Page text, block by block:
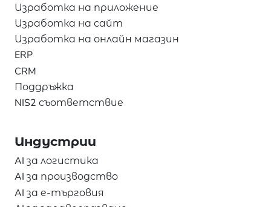
Изработка на приложение
Изработка на сайт
Изработка на онлайн магазин
ERP
CRM
Поддръжка
NIS2 съответствие
Индустрии
AI за логистика
AI за производство
AI за е-търговия